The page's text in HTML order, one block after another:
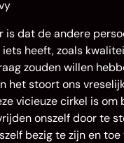
is dat de andere
heeft, zoals
zouden willen
het stoort ons
vicieuze cirkel is om
onszelf door te
bezig te zijn en